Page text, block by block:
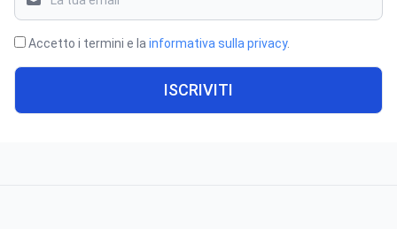
Accetto i termini e la informativa sulla privacy.
ISCRIVITI